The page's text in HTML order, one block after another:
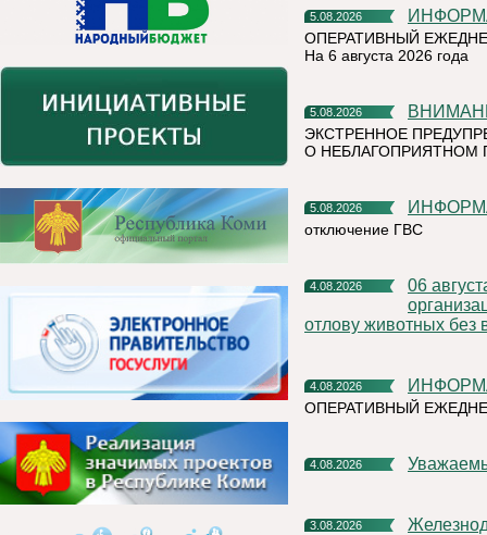
5.08.2026
ОПЕРАТИВНЫЙ
На 6 августа 2026 года
5.08.2026
ЭКСТРЕННОЕ
О НЕБЛАГОПРИЯТНОМ
5.08.2026
отключение ГВС
4.08.2026
06 августа 2026 года на территории Княжпогостского района,
отлову животных без
4.08.2026
ОПЕРАТИВНЫЙ
4.08.2026
3.08.2026